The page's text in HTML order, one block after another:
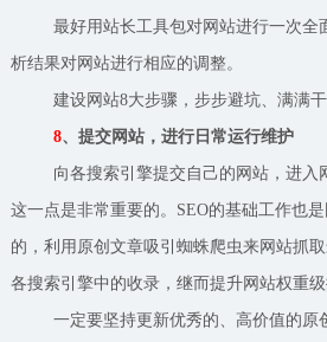
最好用站长工具包对网站进行一次全
析结果对网站进行相应的调整。
建设网站8大步骤，步步避坑、满满
8、提交网站，进行日常运行维护
向各搜索引擎提交自己的网站，进入
这一点是非常重要的。SEO的基础工作也
的，利用原创文章吸引蜘蛛爬虫来网站抓
各搜索引擎中的收录，继而提升网站权重级
一定要坚持更新优秀的、高价值的原